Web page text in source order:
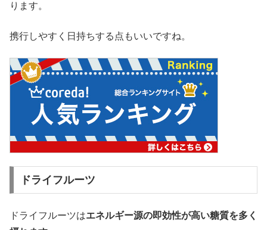
ります。
携行しやすく日持ちする点もいいですね。
ドライフルーツ
ドライフルーツはエネルギー源の即効性が高い糖質を多く